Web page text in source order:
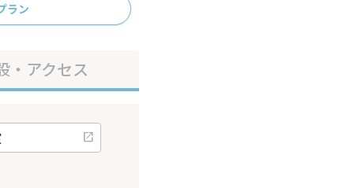
ラン
・アクセス